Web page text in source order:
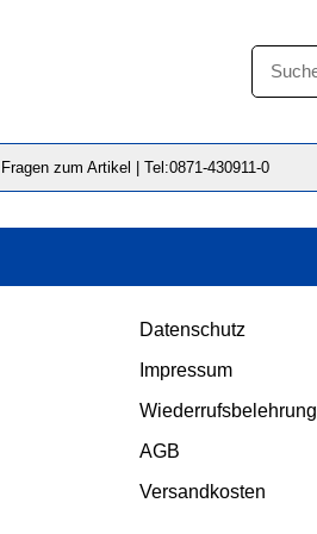
zum Artikel | Tel:0871-430911-0
Datenschutz
Impressum
Wiederrufsbelehrung
AGB
Versandkosten